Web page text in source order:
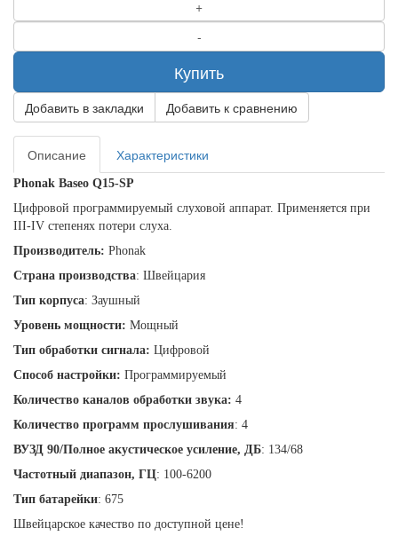
Купить
Добавить в закладки Добавить к сравнению
Описание Характеристики
Phonak Baseo Q15-SP
Цифровой программируемый слуховой аппарат. Применяется при
III-IV степенях потери слуха.
Производитель: Phonak
Страна производства: Швейцария
Тип корпуса: Заушный
Уровень мощности: Мощный
Тип обработки сигнала: Цифровой
Способ настройки: Программируемый
Количество каналов обработки звука: 4
Количество программ прослушивания: 4
ВУЗД 90/Полное акустическое усиление, ДБ: 134/68
Частотный диапазон, ГЦ: 100-6200
Тип батарейки: 675
Швейцарское качество по доступной цене!